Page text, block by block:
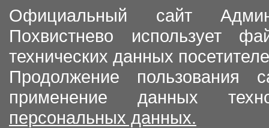
Официальный сайт
Похвистнево использует
технических данных
Продолжение пользования
применение данных
персональных данных.